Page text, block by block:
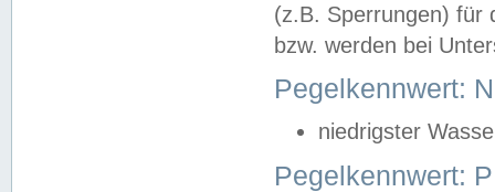
(z.B. Sperrungen) für
bzw. werden bei
Pegelkennwert:
niedrigster
Pegelkennwert: